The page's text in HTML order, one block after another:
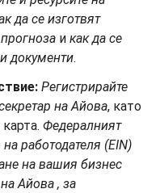
да се изготвят
и как да се
документи.
Регистрирайте
на Айова, като
Федералният
работодателя (EIN)
на вашия бизнес
Айова , за